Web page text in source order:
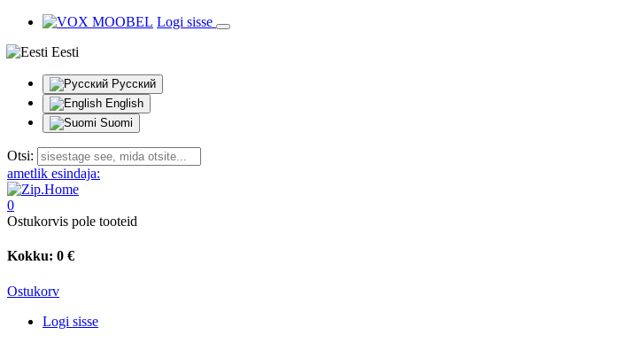
Logi sisse
Eesti
Русский
English
Suomi
Otsi:
ametlik esindaja:
0
Ostukorvis pole tooteid
Kokku: 0 €
Ostukorv
Logi sisse